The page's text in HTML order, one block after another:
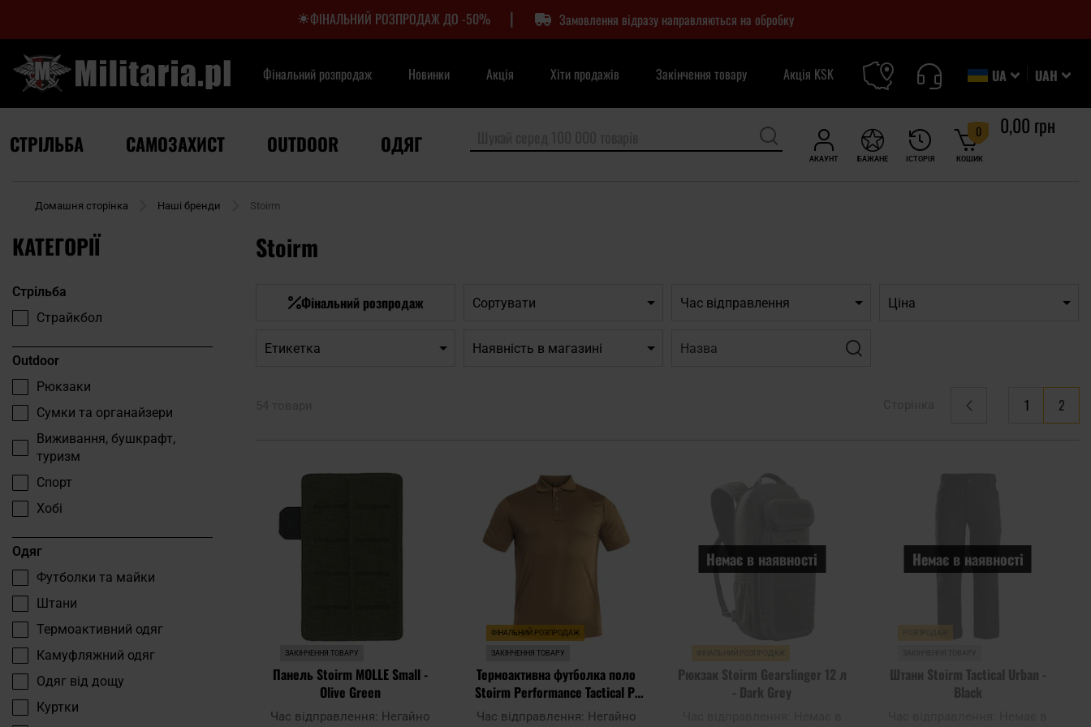
ФІНАЛЬНИЙ РОЗПРОДАЖ ДО -50% | Замовлення відразу направляються на обробку
UAH
UA
Фінальний розпродаж Новинки Акція Хіти продажів Закінчення товару Акція KSK
АКАУНТ ІСТОРІЯ
БАЖАНЕ КОШИК
0 0,00 грн
СТРІЛЬБА САМОЗАХИСТ OUTDOOR ОДЯГ
Домашня сторінка Наші бренди Stoirm
Stoirm
КАТЕГОРІЇ
Стрільба
Страйкбол
Outdoor
Рюкзаки
Сумки та органайзери
Виживання, бушкрафт,
туризм
Спорт
Хобі
Одяг
Футболки та майки
Штани
Термоактивний одяг
Камуфляжний одяг
Одяг від дощу
Куртки
Фінальний розпродаж Сортувати Час відправлення Ціна
Етикетка Наявність в магазині Фільтр
Сторінка
Попереднє Сторінка
1 You're
2
уподобань
ЗАКІНЧЕННЯ ТОВАРУ
Панель Stoirm MOLLE Small -
Olive Green
Час відправлення: Негайно
уподобань
ФІНАЛЬНИЙ РОЗПРОДАЖ
ЗАКІНЧЕННЯ ТОВАРУ
Термоактивна футболка поло
Stoirm Performance Tactical P-
01 - Coyote Tan
Час відправлення: Негайно
Немає в наявності
ФІНАЛЬНИЙ РОЗПРОДАЖ
Рюкзак Stoirm Gearslinger 12 л
- Dark Grey
Немає в наявності
РОЗПРОДАЖ
Штани Stoirm Tactical Urban -
Black